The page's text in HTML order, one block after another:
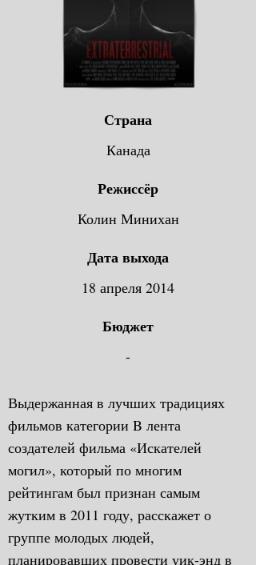
Страна
Канада
Режиссёр
Колин Минихан
Дата выхода
18 апреля 2014
Бюджет
-
Выдержанная в лучших традициях
фильмов категории B лента
создателей фильма «Искателей
могил», который по многим
рейтингам был признан самым
жутким в 2011 году, расскажет о
группе молодых людей,
планировавших провести уик-энд в